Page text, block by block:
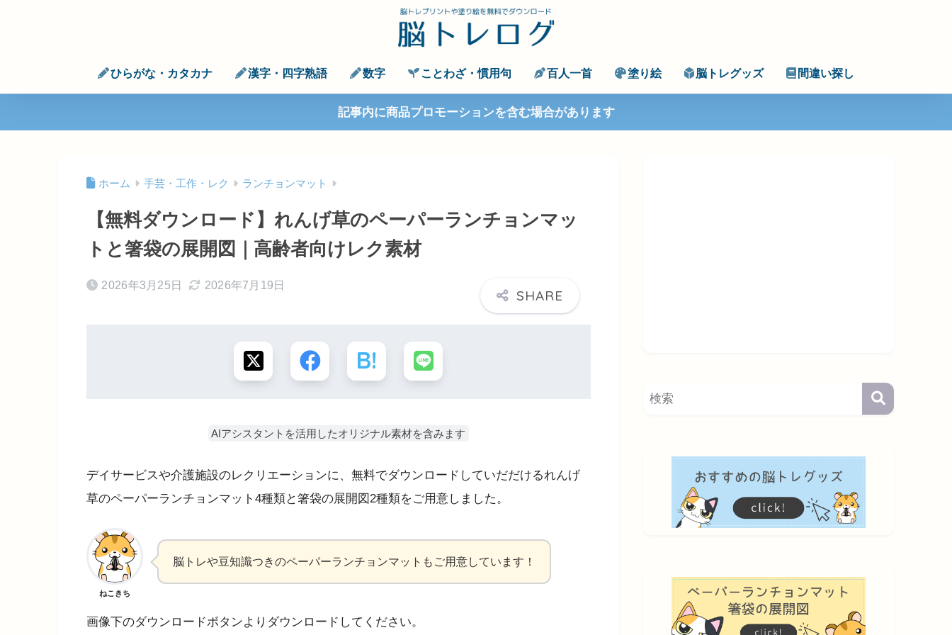
ひらがな・カタカナ 漢字・四字熟語 数字 ことわざ・慣用句 百人一首 塗り絵 脳トレグッズ 間違い探し
記事内に商品プロモーションを含む場合があります
ホーム 手芸・工作・レク ランチョンマット
【無料ダウンロード】れんげ草のペーパーランチョンマッ
トと箸袋の展開図｜高齢者向けレク素材
2026年3月25日 2026年7月19日
AIアシスタントを活用したオリジナル素材を含みます
デイサービスや介護施設のレクリエーションに、無料でダウンロードしていだだけるれんげ
草のペーパーランチョンマット4種類と箸袋の展開図2種類をご用意しました。
ねこきち
脳トレや豆知識つきのペーパーランチョンマットもご用意しています！
画像下のダウンロードボタンよりダウンロードしてください。